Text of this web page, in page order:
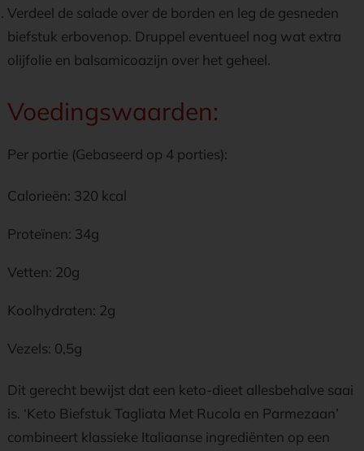
Verdeel de salade over de borden en leg de gesneden
biefstuk erbovenop. Druppel eventueel nog wat extra
olijfolie en balsamicoazijn over het geheel.
Voedingswaarden:
Per portie (Gebaseerd op 4 porties):
Calorieën: 320 kcal
Proteïnen: 34g
Vetten: 20g
Koolhydraten: 2g
Vezels: 0,5g
Dit gerecht bewijst dat een keto-dieet allesbehalve saai
is. ‘Keto Biefstuk Tagliata Met Rucola en Parmezaan’
combineert klassieke Italiaanse ingrediënten op een